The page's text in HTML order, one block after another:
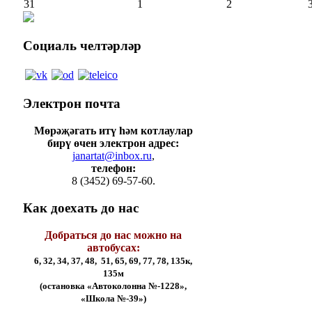
31
1 2
Социаль челтәрләр
Электрон почта
Мөрәҗәгать итү һәм котлаулар
бирү өчен электрон адрес:
janartat@inbox.ru,
телефон:
8 (3452) 69-57-60.
Как доехать до нас
Добраться до нас можно на
автобусах:
6, 32, 34, 37, 48, 51, 65, 69, 77, 78, 135к,
135м
(остановка «Автоколонна №-1228»,
«Школа №-39»)